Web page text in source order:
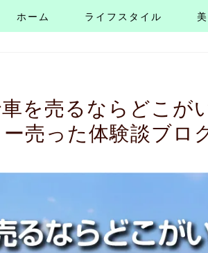
ホーム ライフスタイル
を売るならどこが
売った体験談ブロ